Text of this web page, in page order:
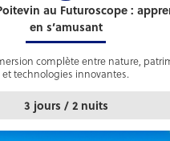
au Futuroscope :
en s’amusant
complète entre nature,
et technologies innovantes.
3 jours / 2 nuits